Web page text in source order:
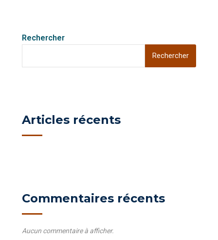
Rechercher
Rechercher
Articles récents
Commentaires récents
Aucun commentaire à afficher.